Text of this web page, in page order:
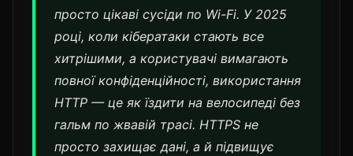
просто цікаві сусіди по Wi-Fi. У 2025
році, коли кібератаки стають все
хитрішими, а користувачі вимагають
повної конфіденційності, використання
HTTP — це як їздити на велосипеді без
гальм по жвавій трасі. HTTPS не
просто захищає дані, а й підвищує